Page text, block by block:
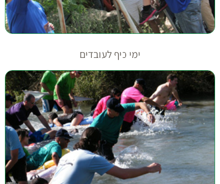
ימי כיף לעובדים